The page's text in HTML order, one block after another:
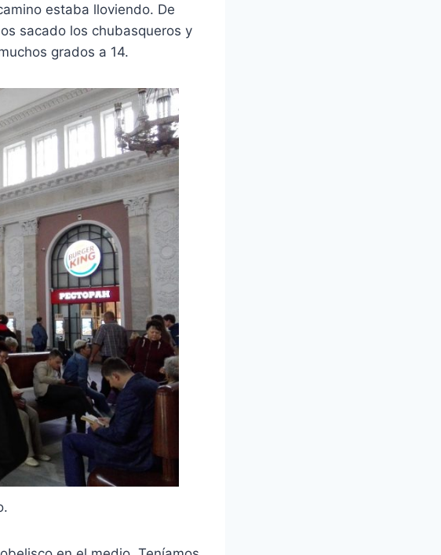
estaba lloviendo. De
sacado los chubasqueros y
grados a 14.